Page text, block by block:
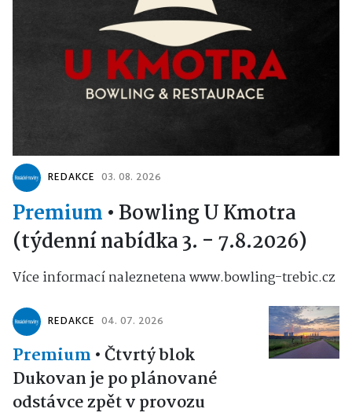
REDAKCE 03. 08. 2026
Premium • Bowling U Kmotra
(týdenní nabídka 3. - 7.8.2026)
Více informací naleznetena www.bowling-trebic.cz
REDAKCE 04. 07. 2026
Premium •Čtvrtý blok
Dukovan je po plánované
odstávce zpět v provozu